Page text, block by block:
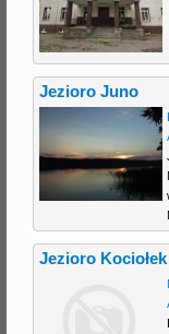
Jezioro Juno
Jezioro Kociołek